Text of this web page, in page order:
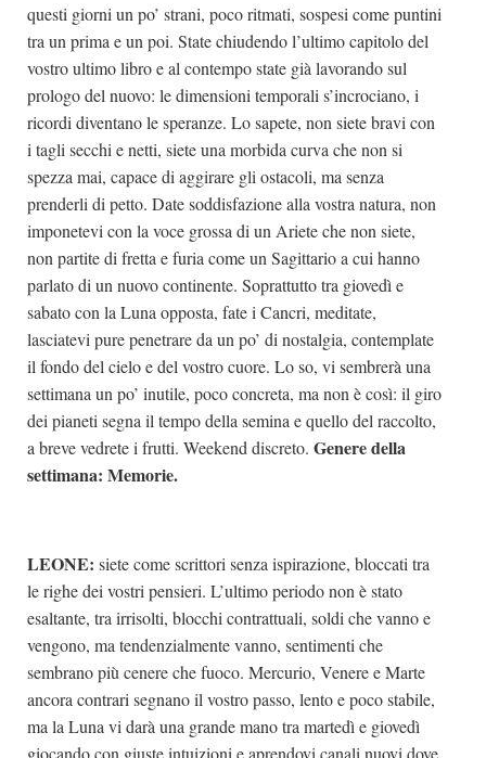
questi giorni un po’ strani, poco ritmati, sospesi come puntini
tra un prima e un poi. State chiudendo l’ultimo capitolo del
vostro ultimo libro e al contempo state già lavorando sul
prologo del nuovo: le dimensioni temporali s’incrociano, i
ricordi diventano le speranze. Lo sapete, non siete bravi con
i tagli secchi e netti, siete una morbida curva che non si
spezza mai, capace di aggirare gli ostacoli, ma senza
prenderli di petto. Date soddisfazione alla vostra natura, non
imponetevi con la voce grossa di un Ariete che non siete,
non partite di fretta e furia come un Sagittario a cui hanno
parlato di un nuovo continente. Soprattutto tra giovedì e
sabato con la Luna opposta, fate i Cancri, meditate,
lasciatevi pure penetrare da un po’ di nostalgia, contemplate
il fondo del cielo e del vostro cuore. Lo so, vi sembrerà una
settimana un po’ inutile, poco concreta, ma non è così: il giro
dei pianeti segna il tempo della semina e quello del raccolto,
a breve vedrete i frutti. Weekend discreto. Genere della
settimana: Memorie.
LEONE: siete come scrittori senza ispirazione, bloccati tra
le righe dei vostri pensieri. L’ultimo periodo non è stato
esaltante, tra irrisolti, blocchi contrattuali, soldi che vanno e
vengono, ma tendenzialmente vanno, sentimenti che
sembrano più cenere che fuoco. Mercurio, Venere e Marte
ancora contrari segnano il vostro passo, lento e poco stabile,
ma la Luna vi darà una grande mano tra martedì e giovedì
giocando con giuste intuizioni e aprendovi canali nuovi dove